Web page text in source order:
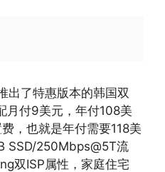
出了特惠版本的韩国双
月付9美元，年付108美
，也就是年付需要118美
SSD/250Mbps@5T流
双ISP属性，家庭住宅